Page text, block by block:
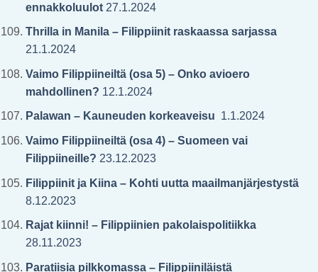
ennakkoluulot27.1.2024
Thrilla in Manila – Filippiinit raskaassa sarjassa
21.1.2024
Vaimo Filippiineiltä (osa 5) – Onko avioero
mahdollinen? 12.1.2024
Palawan – Kauneuden korkeaveisu 1.1.2024
Vaimo Filippiineiltä (osa 4) – Suomeen vai
Filippiineille? 23.12.2023
Filippiinit ja Kiina – Kohti uutta maailmanjärjestystä
8.12.2023
Rajat kiinni! – Filippiinien pakolaispolitiikka
28.11.2023
Paratiisia pilkkomassa – Filippiiniläistä